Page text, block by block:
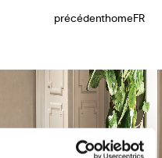
précédenthomeFR